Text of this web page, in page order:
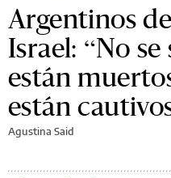
Argentinos
Israel: “No
están
están
Agustina Said